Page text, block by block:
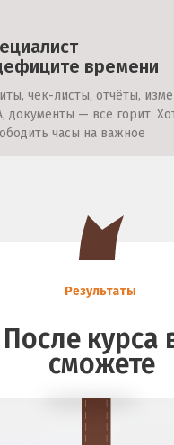
чек-листы, отчёты,
документы — всё горит.
часы на важное
времени
Результаты
После курса
сможете